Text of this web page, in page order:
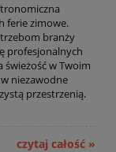
ferie zimowe.
branży
profesjonalnych
w Twoim
niezawodne
przestrzenią.
czytaj całość »